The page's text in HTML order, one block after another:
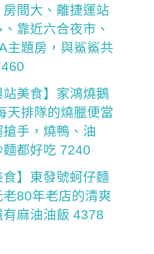
間大、離捷運站
靠近六合夜市、
主題房，與鯊鯊共
站美食】家鴻燒鵝
天排隊的燒臘便當
手，燒鴨、油
都好吃 7240
食】東發號蚵仔麵
80年老店的清爽
麻油油飯 4378